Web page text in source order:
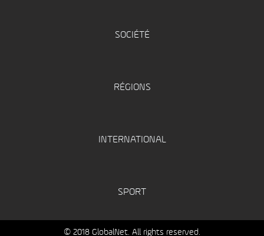
SOCIÉTÉ
RÉGIONS
INTERNATIONAL
SPORT
© 2018 GlobalNet. All rights reserved.